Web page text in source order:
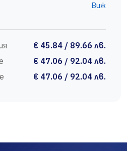
Виж
€ 45.84 / 89.66 лв.
€ 47.06 / 92.04 лв.
€ 47.06 / 92.04 лв.